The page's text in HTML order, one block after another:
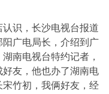
识，长沙电视台报道
广电局长，介绍到广
南电视台特约记者，
友，他也办了湖南电
竹初，我俩好友，经